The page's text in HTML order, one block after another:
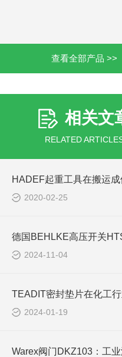
查看全部产品 >>
相关文
RELATED
2020-02-25
2024-11-04
2024-01-19